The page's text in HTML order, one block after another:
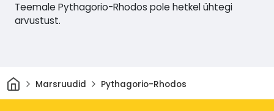
Teemale Pythagorio-Rhodos pole hetkel ühtegi
arvustust.
Avaleht
Marsruudid Pythagorio-Rhodos